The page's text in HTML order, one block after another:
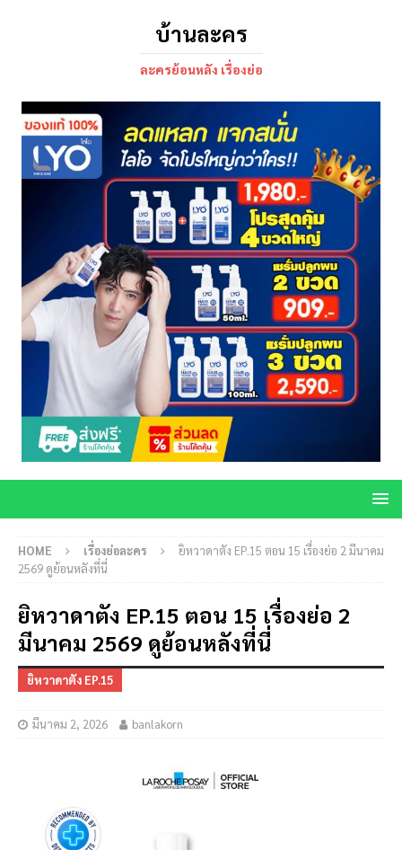
บ้านละคร
ละครย้อนหลัง เรื่องย่อ
HOME เรื่องย่อละคร
ยิหวาดาตัง EP.15 ตอน 15 เรื่องย่อ 2 มีนาคม
2569 ดูย้อนหลังที่นี่
ยิหวาดาตัง EP.15 ตอน 15 เรื่องย่อ 2
มีนาคม 2569 ดูย้อนหลังที่นี่
ยิหวาดาตัง EP.15
มีนาคม 2, 2026 banlakorn